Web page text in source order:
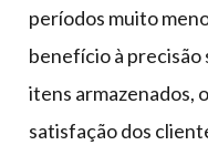
períodos muito
benefício à precisão
itens armazenados,
satisfação dos